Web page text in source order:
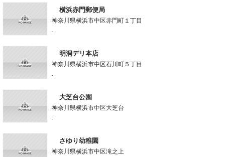
横浜赤門郵便局
神奈川県横浜市中区赤門町１丁目
-
明洞デリ本店
神奈川県横浜市中区石川町５丁目
-
大芝台公園
神奈川県横浜市中区大芝台
-
さゆり幼稚園
神奈川県横浜市中区滝之上